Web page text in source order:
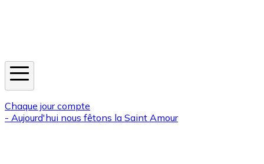
Chaque jour compte
- Aujourd'hui nous fêtons la Saint Amour